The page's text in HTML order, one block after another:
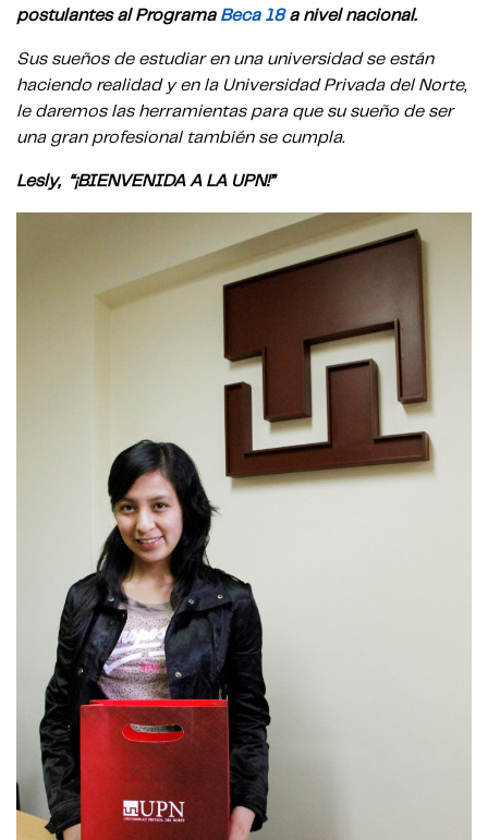
postulantes al Programa Beca 18a nivel nacional.
Sus sueños de estudiar en una universidad se están
haciendo realidad y en la Universidad Privada del Norte,
le daremos las herramientas para que su sueño de ser
una gran profesional también se cumpla.
Lesly, “¡BIENVENIDA A LA UPN!”